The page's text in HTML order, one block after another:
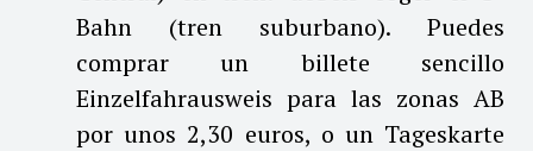
Bahn (tren suburbano). Puedes
comprar un billete sencillo
Einzelfahrausweis para las zonas AB
por unos 2,30 euros, o un Tageskarte